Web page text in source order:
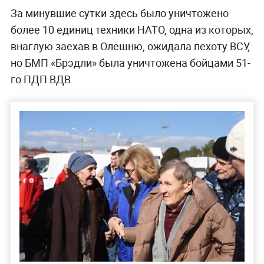
За минувшие сутки здесь было уничтожено
более 10 единиц техники НАТО, одна из которых,
внаглую заехав в Олешню, ожидала пехоту ВСУ,
но БМП «Брэдли» была уничтожена бойцами 51-
го ПДП ВДВ.